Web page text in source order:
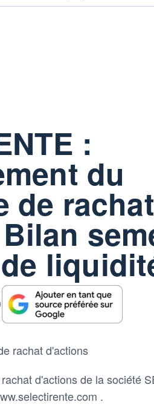
:
du
de rachat
rachat d'actions
d'actions de la société
.